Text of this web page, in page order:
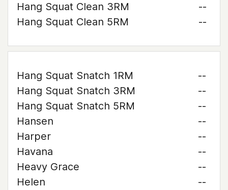
Hang Squat Clean 3RM
--
Hang Squat Clean 5RM
--
Hang Squat Snatch 1RM
--
Hang Squat Snatch 3RM
--
Hang Squat Snatch 5RM
--
Hansen
--
Harper
--
Havana
--
Heavy Grace
--
Helen
--